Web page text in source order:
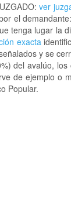
ver
el demandante:
tenga lugar la
exacta
y se
del avalúo,
de ejemplo o
Popular.